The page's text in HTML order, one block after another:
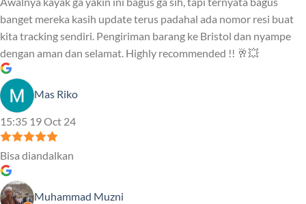
banget mereka kasih update terus padahal ada nomor resi buat
kita tracking sendiri. Pengiriman barang ke Bristol dan nyampe
dengan aman dan selamat. Highly recommended !! 🥂💥
Mas Riko
15:35 19 Oct 24
Bisa diandalkan
Muhammad Muzni